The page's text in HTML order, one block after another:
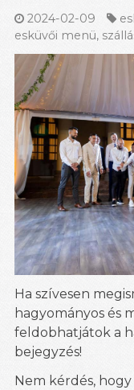
2024-02-09
esküvői menü,
Ha szívesen
hagyományos és
feldobhatjátok a
bejegyzés!
Nem kérdés,